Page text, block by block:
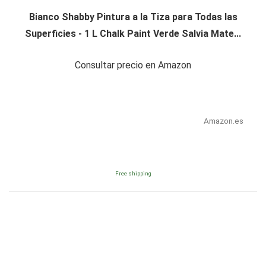
Bianco Shabby Pintura a la Tiza para Todas las
Superficies - 1 L Chalk Paint Verde Salvia Mate...
Consultar precio en Amazon
Amazon.es
Free shipping